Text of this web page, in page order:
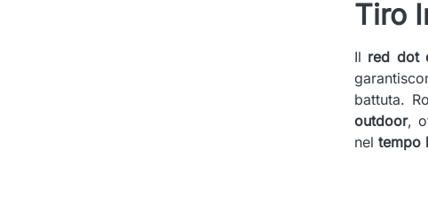
Tiro
Il red dot
battuta.
outdoor,
nel tempo